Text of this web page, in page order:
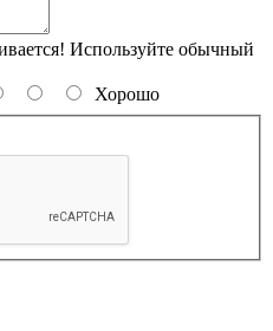
Используйте обычный
Хорошо